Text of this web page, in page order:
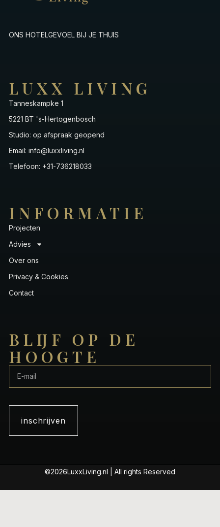
ONS HOTELGEVOEL BIJ JE THUIS
LUXX LIVING
Tanneskampke 1
5221 BT 's-Hertogenbosch
Studio: op afspraak geopend
Email: info@luxxliving.nl
Telefoon: +31-736218033
INFORMATIE
Projecten
Advies
Over ons
Privacy & Cookies
Contact
BLIJF OP DE
HOOGTE
inschrijven
©2026LuxxLiving.nl | All rights Reserved